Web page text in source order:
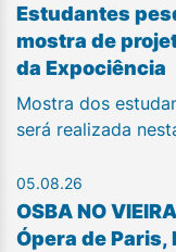
Estudantes
mostra de
da Expociência
Mostra dos
será realizada
05.08.26
OSBA NO
Ópera de Paris,